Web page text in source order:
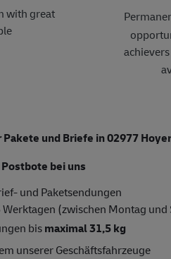
with great
und Briefe in 02977
bei uns
und Paketsendungen
(zwischen Montag und
bismaximal 31,5 kg
unserer Geschäftsfahrzeuge